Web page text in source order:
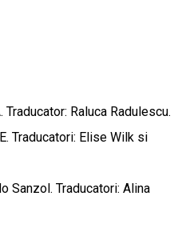
Raluca Radulescu.
Traducatori: Elise Wilk si
Sanzol. Traducatori: Alina